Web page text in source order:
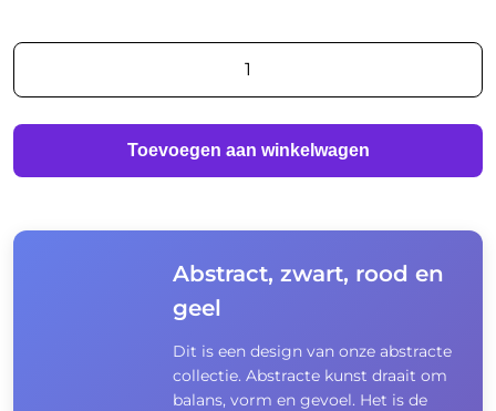
Abstract,
zwart,
geel
Toevoegen aan winkelwagen
Abstract, zwart, rood en
geel
Dit is een design van onze abstracte
collectie. Abstracte kunst draait om
balans, vorm en gevoel. Het is de